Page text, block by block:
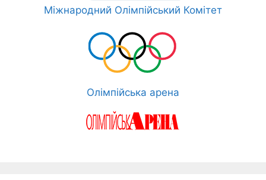
Міжнародний Олімпійський Комітет
Олімпійська арена